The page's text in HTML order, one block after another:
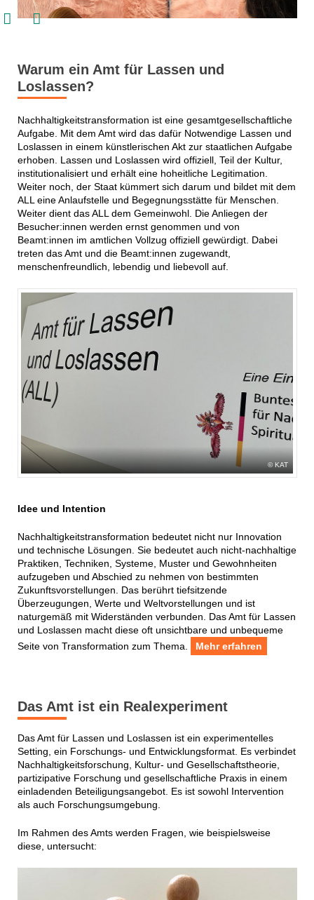
 
Warum ein Amt für Lassen und
Loslassen?
Nachhaltigkeitstransformation ist eine gesamtgesellschaftliche
Aufgabe. Mit dem Amt wird das dafür Notwendige Lassen und
Loslassen in einem künstlerischen Akt zur staatlichen Aufgabe
erhoben. Lassen und Loslassen wird offiziell, Teil der Kultur,
institutionalisiert und erhält eine hoheitliche Legitimation.
Weiter noch, der Staat kümmert sich darum und bildet mit dem
ALL eine Anlaufstelle und Begegnungsstätte für Menschen.
Weiter dient das ALL dem Gemeinwohl. Die Anliegen der
Besucher:innen werden ernst genommen und von
Beamt:innen im amtlichen Vollzug offiziell gewürdigt. Dabei
treten das Amt und die Beamt:innen zugewandt,
menschenfreundlich, lebendig und liebevoll auf.
KAT
Idee und Intention
Nachhaltigkeitstransformation bedeutet nicht nur Innovation
und technische Lösungen. Sie bedeutet auch nicht-nachhaltige
Praktiken, Techniken, Systeme, Muster und Gewohnheiten
aufzugeben und Abschied zu nehmen von bestimmten
Zukunftsvorstellungen. Das berührt tiefsitzende
Überzeugungen, Werte und Weltvorstellungen und ist
naturgemäß mit Widerständen verbunden. Das Amt für Lassen
und Loslassen macht diese oft unsichtbare und unbequeme
Seite von Transformation zum Thema.
Mehr erfahren
Das Amt ist ein Realexperiment
Das Amt für Lassen und Loslassen ist ein experimentelles
Setting, ein Forschungs- und Entwicklungsformat. Es verbindet
Nachhaltigkeitsforschung, Kultur- und Gesellschaftstheorie,
partizipative Forschung und gesellschaftliche Praxis in einem
einladenden Beteiligungsangebot. Es ist sowohl Intervention
als auch Forschungsumgebung.
Im Rahmen des Amts werden Fragen, wie beispielsweise
diese, untersucht: